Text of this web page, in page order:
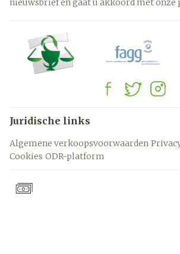
nieuwsbrief en gaat u akkoord met onze
Juridische links
Algemene verkoopsvoorwaarden
Cookies ODR-platform